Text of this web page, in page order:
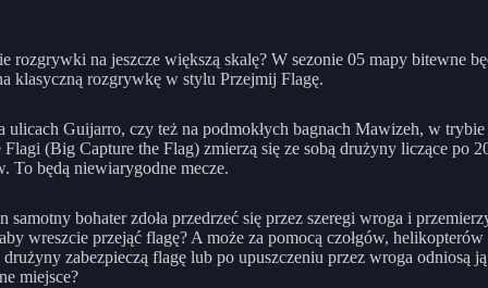
rozgrywki na jeszcze większą skalę? W sezonie 05 mapy bitewne
klasyczną rozgrywkę w stylu Przejmij Flagę.
ulicach Guijarro, czy też na podmokłych bagnach Mawizeh, w
Flagi (Big Capture the Flag) zmierzą się ze sobą drużyny liczące po
To będą niewiarygodne mecze.
samotny bohater zdoła przedrzeć się przez szeregi wroga i
wreszcie przejąć flagę? A może za pomocą czołgów, helikopterów
zabezpieczą flagę lub po upuszczeniu przez wroga odniosą
miejsce?